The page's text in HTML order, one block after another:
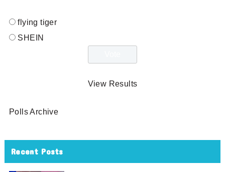
flying tiger
SHEIN
View Results
Polls Archive
Recent Posts